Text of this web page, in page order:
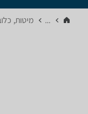
... מיטות,